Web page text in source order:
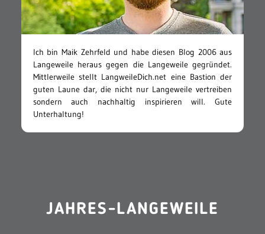
Ich bin Maik Zehrfeld und habe diesen Blog 2006 aus
Langeweile heraus gegen die Langeweile gegründet.
Mittlerweile stellt LangweileDich.net eine Bastion der
guten Laune dar, die nicht nur Langeweile vertreiben
sondern auch nachhaltig inspirieren will. Gute
Unterhaltung!
JAHRES-LANGEWEILE